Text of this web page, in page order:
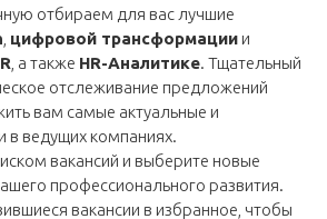
отбираем для вас лучшие
цифровой трансформации и
, а также HR-Аналитике. Тщательный
отслеживание предложений
вам самые актуальные и
в ведущих компаниях.
вакансий и выберите новые
профессионального развития.
вакансии в избранное, чтобы